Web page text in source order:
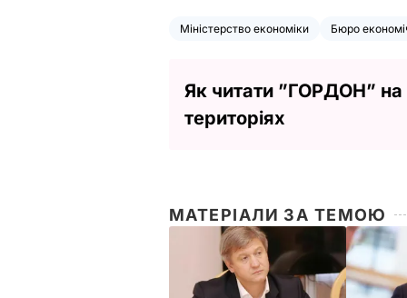
Міністерство економіки Бюро
Як читати ”ГОРДОН”
територіях
МАТЕРІАЛИ ЗА ТЕМОЮ